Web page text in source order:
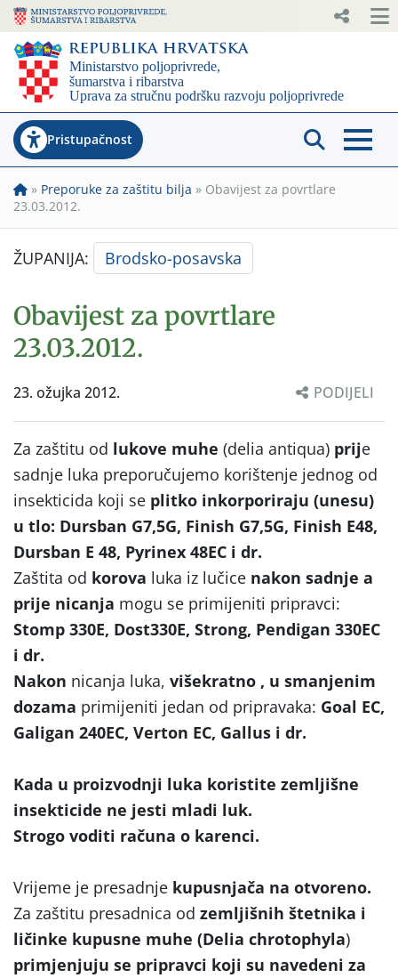
Pristupačnost
» Preporuke za zaštitu bilja » Obavijest za povrtlare
23.03.2012.
ŽUPANIJA: Brodsko-posavska
Obavijest za povrtlare
23.03.2012.
23. ožujka 2012. PODIJELI
Za zaštitu od lukove muhe (delia antiqua) prije
sadnje luka preporučujemo korištenje jednog od
insekticida koji se plitko inkorporiraju (unesu)
u tlo: Dursban G7,5G, Finish G7,5G, Finish E48,
Dursban E 48, Pyrinex 48EC i dr.
Zaštita od korova luka iz lučice nakon sadnje a
prije nicanja mogu se primijeniti pripravci:
Stomp 330E, Dost330E, Strong, Pendigan 330EC
i dr.
Nakon nicanja luka, višekratno , u smanjenim
dozama primijeniti jedan od pripravaka: Goal EC,
Galigan 240EC, Verton EC, Gallus i dr.
Kada u proizvodnji luka koristite zemljišne
insekticide ne jesti mladi luk.
Strogo voditi računa o karenci.
Vrijeme je presadnje kupusnjača na otvoreno.
Za zaštitu presadnica od zemljišnih štetnika i
ličinke kupusne muhe (Delia chrotophyla)
primjenjuju se pripravci koji su navedeni za